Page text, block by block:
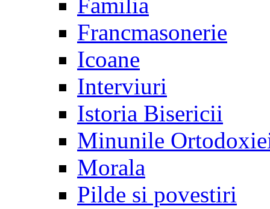
Familia
Francmasonerie
Icoane
Interviuri
Istoria Bisericii
Minunile
Morala
Pilde si povestiri